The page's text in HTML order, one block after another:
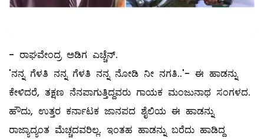
- ರಾಘವೇಂದ್ರ ಅಡಿಗ ಎಚ್ಚೆನ್.
'ನನ್ನ ಗೆಳತಿ ನನ್ನ ಗೆಳತಿ ನನ್ನ ನೋಡಿ ನೀ ನಗತಿ..'- ಈ ಹಾಡನ್ನು
ಕೇಳಿದರೆ, ತಕ್ಷಣ ನೆನಪಾಗುತ್ತಿದ್ದವರು ಗಾಯಕ ಮಂಜುನಾಥ ಸಂಗಳದ.
ಹೌದು, ಉತ್ತರ ಕರ್ನಾಟಕ ಜಾನಪದ ಶೈಲಿಯ ಈ ಹಾಡನ್ನು
ರಾಜ್ಯಾದ್ಯಂತ ಮೆಚ್ಚದವರಿಲ್ಲ. ಇಂತಹ ಹಾಡನ್ನು ಬರೆದು ಹಾಡಿದ್ದ